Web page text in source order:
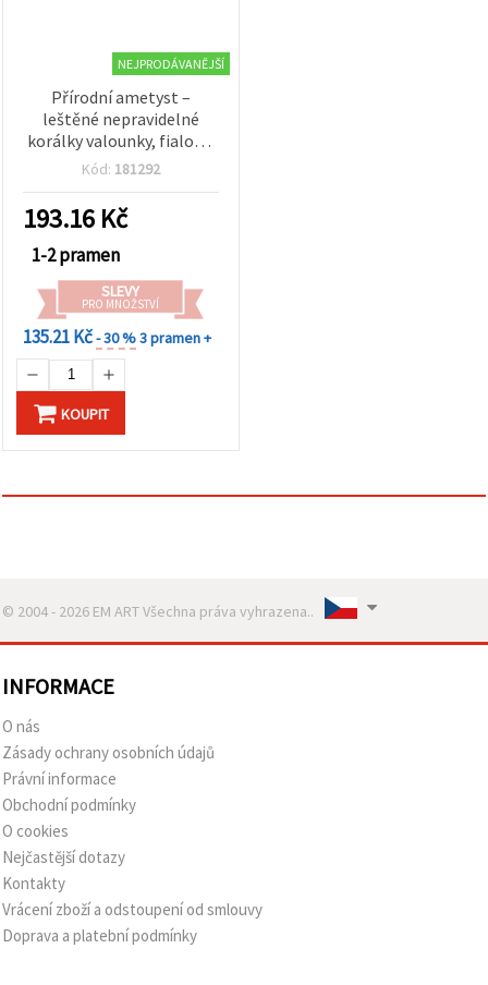
NEJPRODÁVANĚJŠÍ
Přírodní ametyst –
leštěné nepravidelné
korálky valounky, fialové,
mix tvarů a velikostí 10–
provrtané, návlek 40 cm
(21–28 ks), pro výrobu
šperků, náramků a
Kód: 181292
193.16 Kč
1-2 pramen
SLEVY
PRO MNOŽSTVÍ
135.21 Kč- 30 %3 pramen +
KOUPIT
© 2004 - 2026 EM ART Všechna práva vyhrazena..
INFORMACE
O nás
Zásady ochrany osobních údajů
Právní informace
Obchodní podmínky
O cookies
Nejčastější dotazy
Kontakty
Vrácení zboží a odstoupení od smlouvy
Doprava a platební podmínky